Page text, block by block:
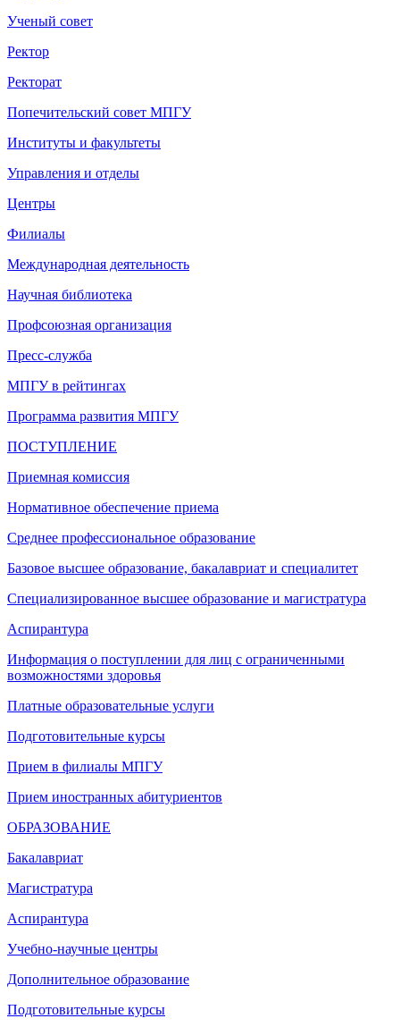
Ученый совет
Ректор
Ректорат
Попечительский совет МПГУ
Институты и факультеты
Управления и отделы
Центры
Филиалы
Международная деятельность
Научная библиотека
Профсоюзная организация
Пресс-служба
МПГУ в рейтингах
Программа развития МПГУ
ПОСТУПЛЕНИЕ
Приемная комиссия
Нормативное обеспечение приема
Среднее профессиональное образование
Базовое высшее образование, бакалавриат и специалитет
Специализированное высшее образование и магистратура
Аспирантура
Информация о поступлении для лиц с ограниченными
возможностями здоровья
Платные образовательные услуги
Подготовительные курсы
Прием в филиалы МПГУ
Прием иностранных абитуриентов
ОБРАЗОВАНИЕ
Бакалавриат
Магистратура
Аспирантура
Учебно-научные центры
Дополнительное образование
Подготовительные курсы